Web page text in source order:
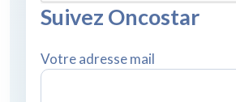
Suivez Oncostar
Votre adresse mail